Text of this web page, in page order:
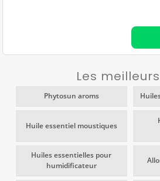
Les
Phytosun aroms
Huile essentiel moustiques
Huiles essentielles pour
humidificateur